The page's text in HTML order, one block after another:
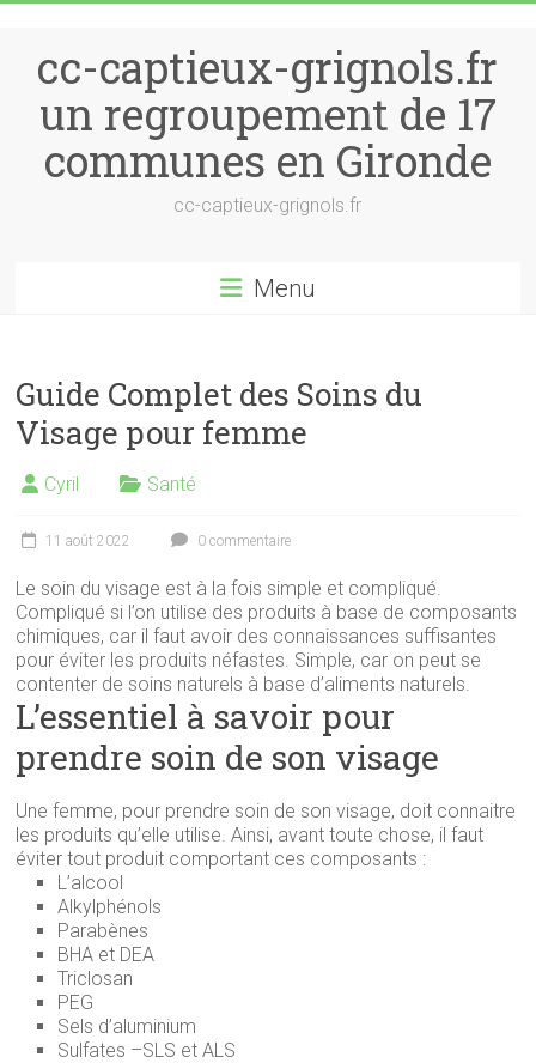
cc-captieux-grignols.fr
un regroupement de 17
communes en Gironde
cc-captieux-grignols.fr
Menu
Guide Complet des Soins du
Visage pour femme
Cyril Santé
11 août 2022 0 commentaire
Le soin du visage est à la fois simple et compliqué.
Compliqué si l’on utilise des produits à base de composants
chimiques, car il faut avoir des connaissances suffisantes
pour éviter les produits néfastes. Simple, car on peut se
contenter de soins naturels à base d’aliments naturels.
L’essentiel à savoir pour
prendre soin de son visage
Une femme, pour prendre soin de son visage, doit connaitre
les produits qu’elle utilise. Ainsi, avant toute chose, il faut
éviter tout produit comportant ces composants :
L’alcool
Alkylphénols
Parabènes
BHA et DEA
Triclosan
PEG
Sels d’aluminium
Sulfates –SLS et ALS